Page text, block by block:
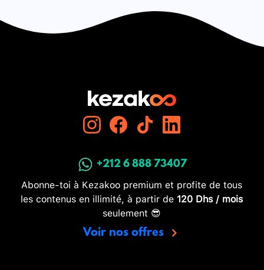
+212 6 888 73407
Abonne-toi à Kezakoo premium et profite de tous
les contenus en illimité, à partir de 120 Dhs / mois
seulement 😎
Voir nos offres